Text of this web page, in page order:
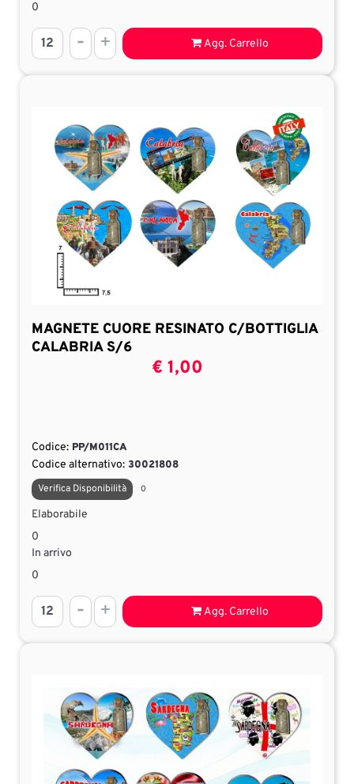
0
Quantità
Agg. Carrello
MAGNETE CUORE RESINATO C/BOTTIGLIA
CALABRIA S/6
€ 1,00
Codice: PP/M011CA
Codice alternativo: 30021808
Verifica Disponibilità
0
Elaborabile
0
In arrivo
0
Quantità
Agg. Carrello